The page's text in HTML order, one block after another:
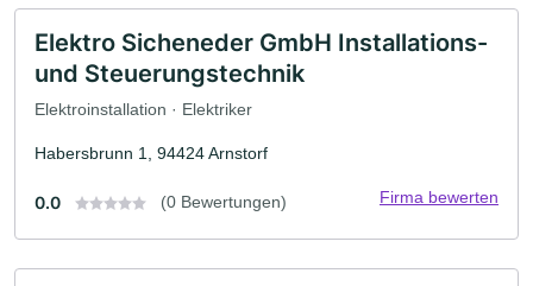
Elektro Sicheneder GmbH Installations-
und Steuerungstechnik
Elektroinstallation · Elektriker
Habersbrunn 1, 94424 Arnstorf
0.0 (0 Bewertungen) Firma bewerten